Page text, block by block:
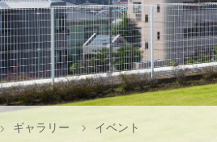
ギャラリー イベント